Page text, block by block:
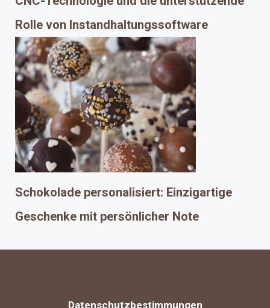
Rolle von Instandhaltungssoftware
Schokolade personalisiert: Einzigartige
Geschenke mit persönlicher Note
Datenschutzbestimmungen